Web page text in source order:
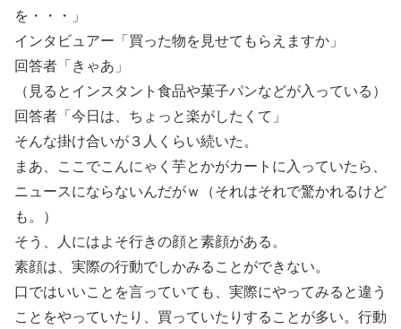
を・・・」
インタビュアー「買った物を見せてもらえますか」
回答者「きゃあ」
（見るとインスタント食品や菓子パンなどが入っている）
回答者「今日は、ちょっと楽がしたくて」
そんな掛け合いが３人くらい続いた。
まあ、ここでこんにゃく芋とかがカートに入っていたら、
ニュースにならないんだがｗ（それはそれで驚かれるけど
も。）
そう、人にはよそ行きの顔と素顔がある。
素顔は、実際の行動でしかみることができない。
口ではいいことを言っていても、実際にやってみると違う
ことをやっていたり、買っていたりすることが多い。行動